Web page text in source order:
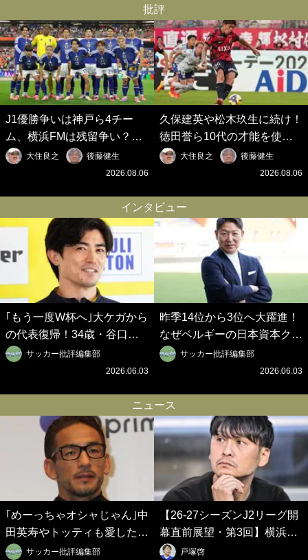
批評
J1優勝争いは神戸ら4チー
ム、横浜FMは残留争い？大
混戦のJ2はRB大宮に注目！
歴代最強の日本代表をJリー
の秋春制｣の大激論】(6)
大住良之
後藤健生
2026.08.06
久保建英や松木玖生に続け！
徳田誉ら10代の才能を使い
切れないJクラブの課題と、
｢0円欧州移籍｣撲滅への処方
春制｣の大激論】(5)
大住良之
後藤健生
2026.08.06
インタビュー
｢もう一度W杯へ｣大ケガから
の代表復帰！34歳・谷口彰
悟の奇跡を支えた日本資本の
ベルギークラブ、次なる野望
ロイデン立石敬之CEOの世
界戦略】(2)
サッカー批評編集部
2026.06.03
昨季14位から3位へ大躍進！
なぜベルギーの日本資本クラ
ブは創設102年目に歴史的快
挙を成し遂げられたのか？
之CEOの世界戦略】(1)
サッカー批評編集部
2026.06.03
ニュース
｢めーっちゃオシャじゃん｣中
田英寿やトッティも愛した名
門ローマ、新アウェイユニが
サッカー批評編集部
【26-27シーズンJ2リーグ開
幕直前展望・第3回】横浜FC
は守備に、新潟は攻撃に課題
戸塚啓